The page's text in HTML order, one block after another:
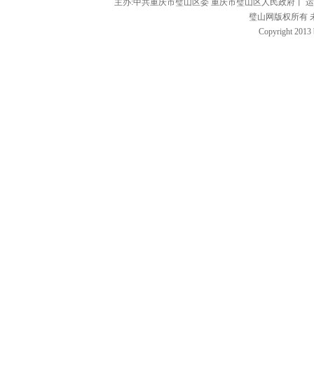
主办:中共重庆市璧山区委 重庆市璧山区人民政府丨
璧山网版权所有
Copyright